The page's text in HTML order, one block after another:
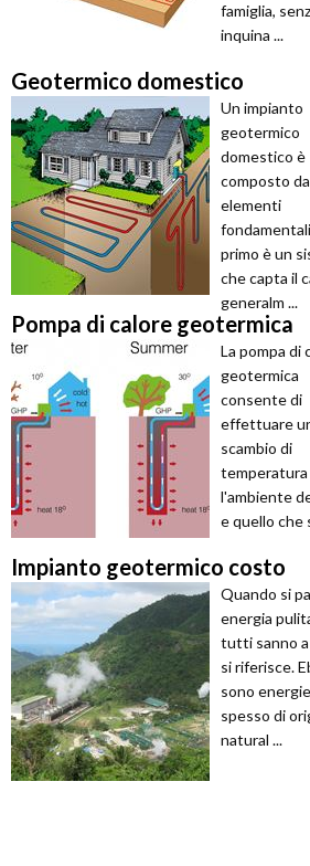
famiglia,
inquina ...
Geotermico domestico
Un impianto
geotermico
domestico è
composto
elementi
primo è un
che capta il
generalm ...
Pompa di calore geotermica
La pompa di
geotermica
consente di
effettuare
scambio di
temperatura
l'ambiente
e quello che
Impianto geotermico costo
Quando si
energia
tutti sanno a
si riferisce.
sono
spesso di
natural ...